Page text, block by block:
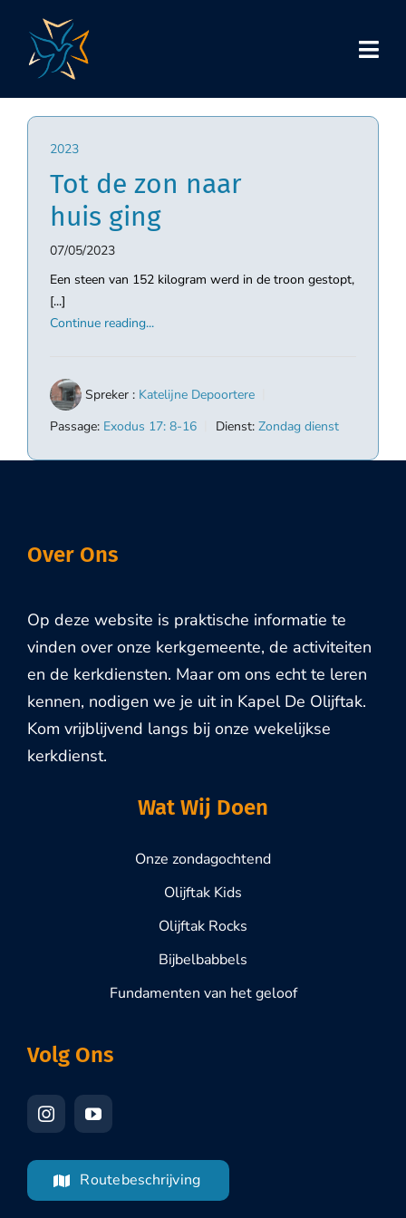
content
2023
Tot de zon naar
huis ging
07/05/2023
Een steen van 152 kilogram werd in de troon gestopt,
[...]
Continue reading...
Spreker : Katelijne Depoortere
Passage: Exodus 17: 8-16 Dienst: Zondag dienst
Over Ons
Op deze website is praktische informatie te
vinden over onze kerkgemeente, de activiteiten
en de kerkdiensten. Maar om ons echt te leren
kennen, nodigen we je uit in Kapel De Olijftak.
Kom vrijblijvend langs bij onze wekelijkse
kerkdienst.
Wat Wij Doen
Onze zondagochtend
Olijftak Kids
Olijftak Rocks
Bijbelbabbels
Fundamenten van het geloof
Volg Ons
Routebeschrijving